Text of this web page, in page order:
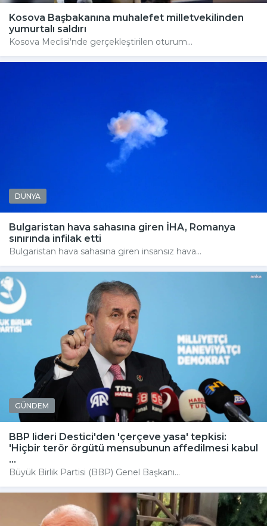
Kosova Başbakanına muhalefet milletvekilinden
yumurtalı saldırı
Kosova Meclisi'nde gerçekleştirilen oturum...
DÜNYA
Bulgaristan hava sahasına giren İHA, Romanya
sınırında infilak etti
Bulgaristan hava sahasına giren insansız hava...
GÜNDEM
BBP lideri Destici'den 'çerçeve yasa' tepkisi:
'Hiçbir terör örgütü mensubunun affedilmesi kabul
...
Büyük Birlik Partisi (BBP) Genel Başkanı...